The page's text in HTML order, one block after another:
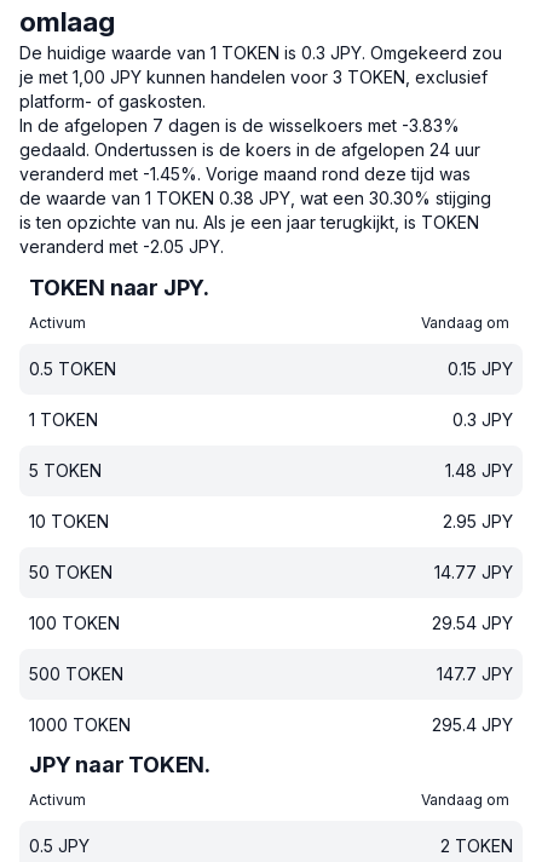
omlaag
De huidige waarde van 1 TOKEN is 0.3 JPY. Omgekeerd zou
je met 1,00 JPY kunnen handelen voor 3 TOKEN, exclusief
platform- of gaskosten.
In de afgelopen 7 dagen is de wisselkoers met -3.83%
gedaald. Ondertussen is de koers in de afgelopen 24 uur
veranderd met -1.45%. Vorige maand rond deze tijd was
de waarde van 1 TOKEN 0.38 JPY, wat een 30.30% stijging
is ten opzichte van nu. Als je een jaar terugkijkt, is TOKEN
veranderd met -2.05 JPY.
TOKEN naar JPY.
Activum Vandaag om
0.5 TOKEN 0.15 JPY
1 TOKEN 0.3 JPY
5 TOKEN 1.48 JPY
10 TOKEN 2.95 JPY
50 TOKEN 14.77 JPY
100 TOKEN 29.54 JPY
500 TOKEN 147.7 JPY
1000 TOKEN 295.4 JPY
JPY naar TOKEN.
Activum Vandaag om
0.5 JPY 2 TOKEN